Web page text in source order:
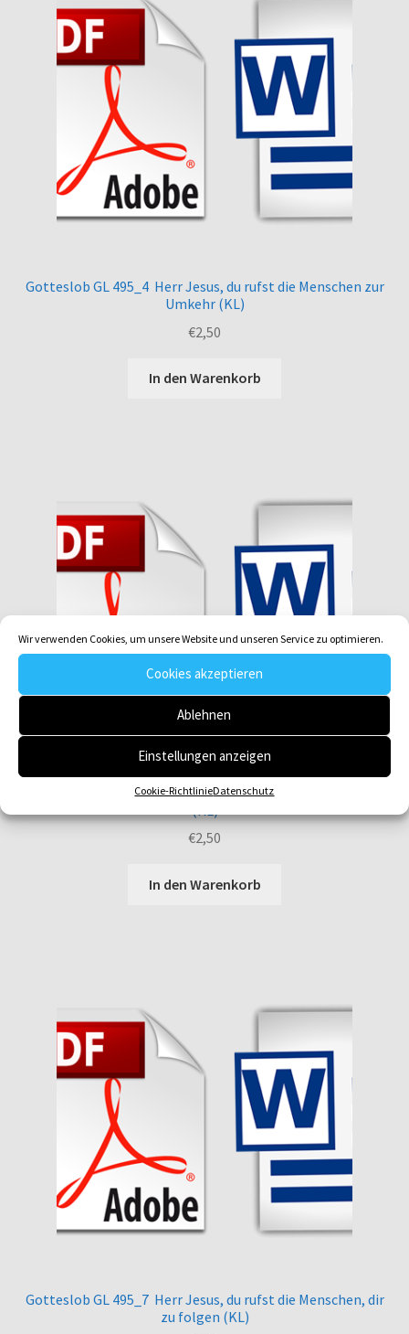
Wir verwenden Cookies, um unsere Website und unseren Service zu optimieren.
Cookies akzeptieren
Ablehnen
Einstellungen anzeigen
Cookie-RichtlinieDatenschutz
Gotteslob GL 495_4 Herr Jesus, du rufst die Menschen zur
Umkehr (KL)
€2,50
In den Warenkorb
Gotteslob GL 495_2 Herr Jesus, du König aller Menschen
€2,50
In den Warenkorb
Gotteslob GL 495_7 Herr Jesus, du rufst die Menschen, dir
zu folgen (KL)